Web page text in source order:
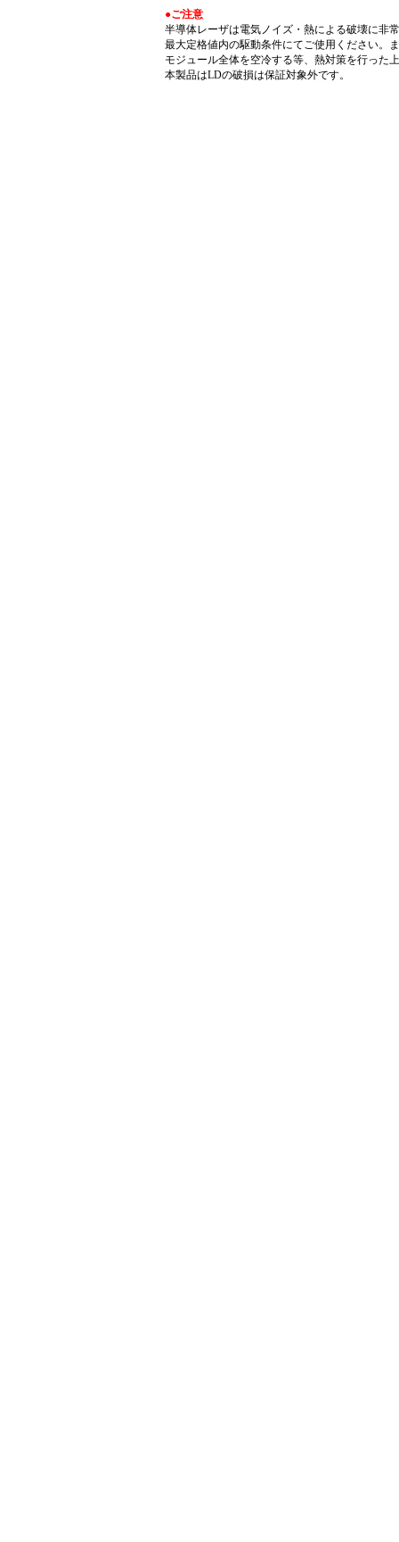
●ご注意
半導体レーザは電気ノイズ・熱による破壊に非
最大定格値内の駆動条件にてご使用ください。
モジュール全体を空冷する等、熱対策を行った
本製品はLDの破損は保証対象外です。